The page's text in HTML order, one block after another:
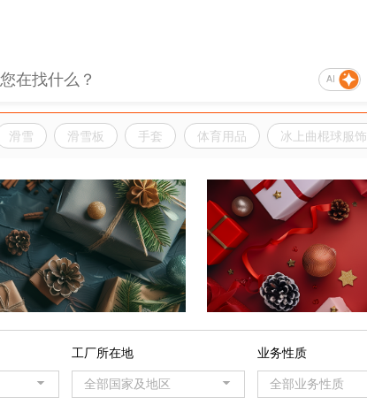
AI
滑雪 滑雪板 手套 体育用品 冰上曲棍球服饰
工厂所在地
全部国家及地区
业务性质
全部业务性质